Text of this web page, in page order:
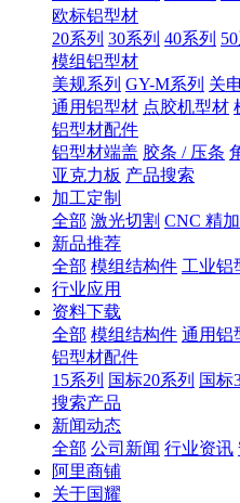
欧标铝型材
20系列 30系列 40系列
模组铝型材
美规系列 GY-M系列 关
通用铝型材 点胶机型材
铝型材配件
铝型材端盖 胶条 / 压条
亚克力板 产品搜索
加工定制
全部 激光切割 CNC 精
新品推荐
全部 模组结构件 工业铝
行业应用
资料下载
全部 模组结构件 通用铝
铝型材配件
15系列 国标20系列 国标
搜索产品
新闻动态
全部 公司新闻 行业资讯
阿里商铺
关于国耀